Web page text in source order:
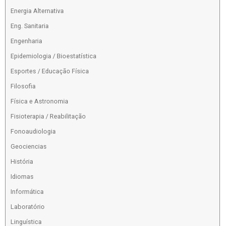
Energia Alternativa
Eng. Sanitaria
Engenharia
Epidemiologia / Bioestatística
Esportes / Educação Física
Filosofia
Física e Astronomia
Fisioterapia / Reabilitação
Fonoaudiologia
Geociencias
História
Idiomas
Informática
Laboratório
Linguística